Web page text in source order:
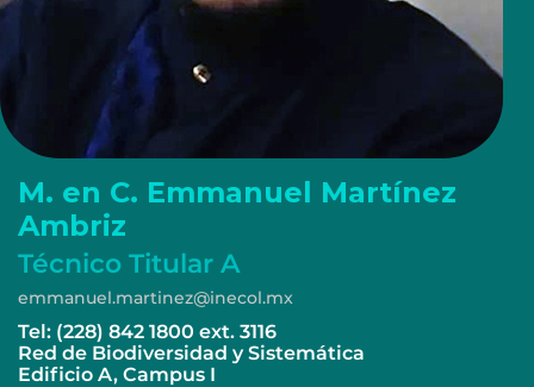
M. en C. Emmanuel Martínez
Ambriz
Técnico Titular A
emmanuel.martinez@inecol.mx
Tel: (228) 842 1800 ext. 3116
Red de Biodiversidad y Sistemática
Edificio A, Campus I